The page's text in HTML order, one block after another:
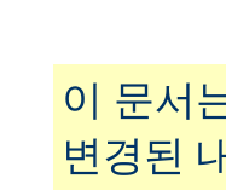
이 문서
변경된